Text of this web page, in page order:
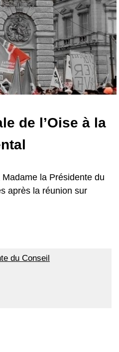
de l’Oise à la
la Présidente du
après la réunion sur
du Conseil